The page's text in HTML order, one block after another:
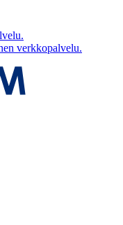
verkkopalvelu.